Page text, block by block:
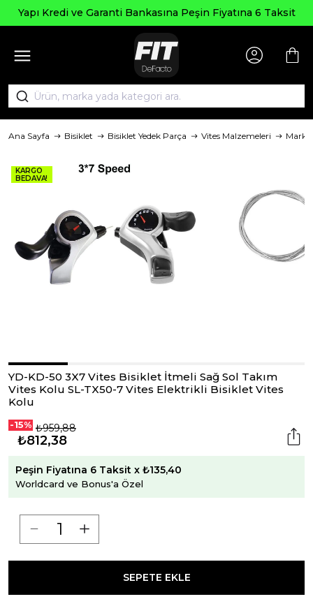
Yapı Kredi ve Garanti Bankasına Peşin Fiyatına 6 Taksit
Ana Sayfa Bisiklet Bisiklet Yedek Parça Vites Malzemeleri Marka
KARGO
BEDAVA!
YD-KD-50 3X7 Vites Bisiklet İtmeli Sağ Sol Takım
Vites Kolu SL-TX50-7 Vites Elektrikli Bisiklet Vites
Kolu
-15% ₺959,88
₺812,38
Peşin Fiyatına 6 Taksit x ₺135,40
Worldcard ve Bonus'a Özel
SEPETE EKLE